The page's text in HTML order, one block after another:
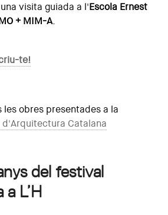
visita guiada a l'Escola Ernest
+ MIM-A.
te!
obres presentades a la
d'Arquitectura Catalana
del festival
L’H